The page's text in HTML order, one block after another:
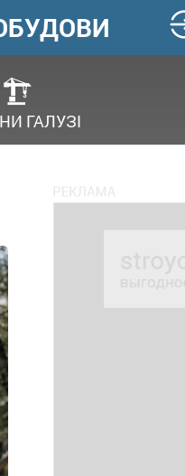
ГАЛУЗІ